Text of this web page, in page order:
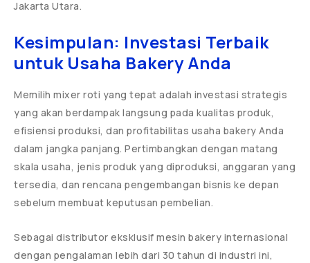
Jakarta Utara.
Kesimpulan: Investasi Terbaik
untuk Usaha Bakery Anda
Memilih mixer roti yang tepat adalah investasi strategis
yang akan berdampak langsung pada kualitas produk,
efisiensi produksi, dan profitabilitas usaha bakery Anda
dalam jangka panjang. Pertimbangkan dengan matang
skala usaha, jenis produk yang diproduksi, anggaran yang
tersedia, dan rencana pengembangan bisnis ke depan
sebelum membuat keputusan pembelian.
Sebagai distributor eksklusif mesin bakery internasional
dengan pengalaman lebih dari 30 tahun di industri ini,